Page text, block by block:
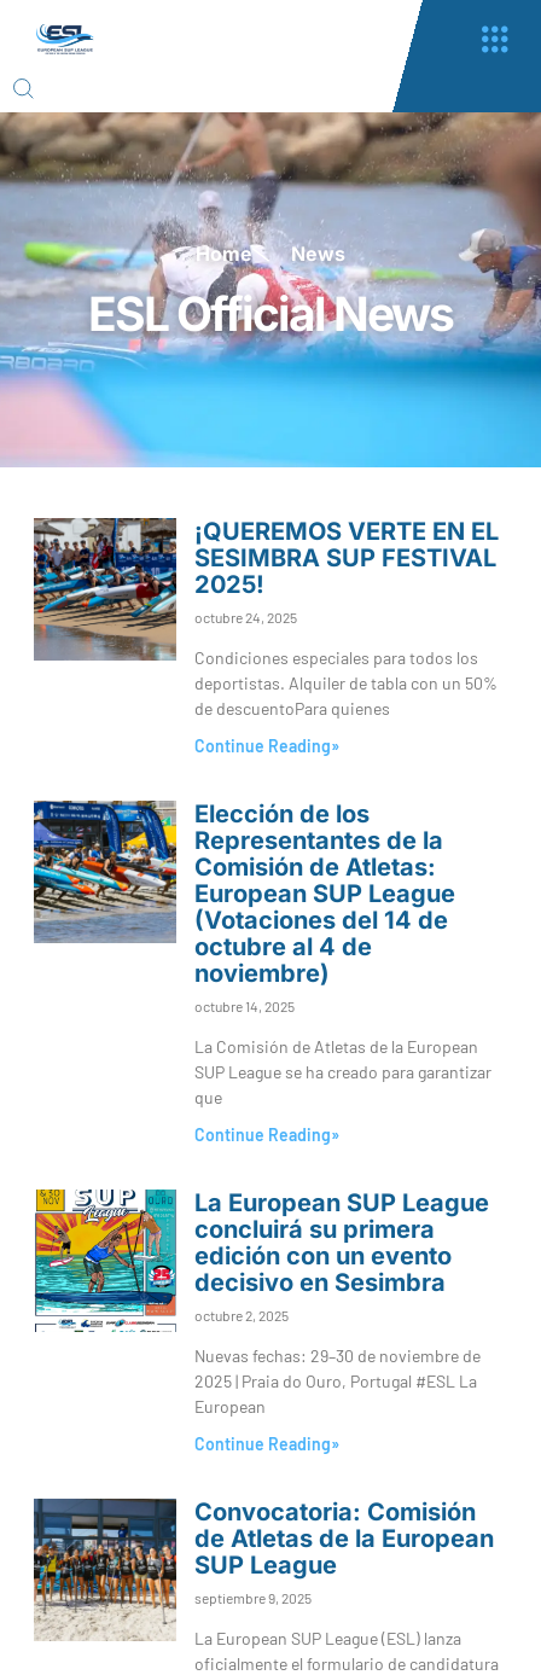
Home News
ESL Official News
¡QUEREMOS VERTE EN EL
SESIMBRA SUP FESTIVAL
2025!
octubre 24, 2025
Condiciones especiales para todos los
deportistas. Alquiler de tabla con un 50%
de descuentoPara quienes
Continue Reading»
Elección de los
Representantes de la
Comisión de Atletas:
European SUP League
(Votaciones del 14 de
octubre al 4 de
noviembre)
octubre 14, 2025
La Comisión de Atletas de la European
SUP League se ha creado para garantizar
que
Continue Reading»
La European SUP League
concluirá su primera
edición con un evento
decisivo en Sesimbra
octubre 2, 2025
Nuevas fechas: 29–30 de noviembre de
2025 | Praia do Ouro, Portugal #ESL La
European
Continue Reading»
Convocatoria: Comisión
de Atletas de la European
SUP League
septiembre 9, 2025
La European SUP League (ESL) lanza
oficialmente el formulario de candidatura